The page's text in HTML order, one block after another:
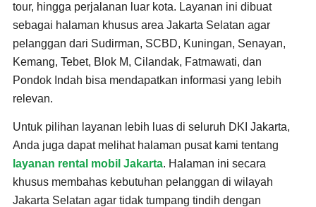
tour, hingga perjalanan luar kota. Layanan ini dibuat
sebagai halaman khusus area Jakarta Selatan agar
pelanggan dari Sudirman, SCBD, Kuningan, Senayan,
Kemang, Tebet, Blok M, Cilandak, Fatmawati, dan
Pondok Indah bisa mendapatkan informasi yang lebih
relevan.
Untuk pilihan layanan lebih luas di seluruh DKI Jakarta,
Anda juga dapat melihat halaman pusat kami tentang
layanan rental mobil Jakarta. Halaman ini secara
khusus membahas kebutuhan pelanggan di wilayah
Jakarta Selatan agar tidak tumpang tindih dengan